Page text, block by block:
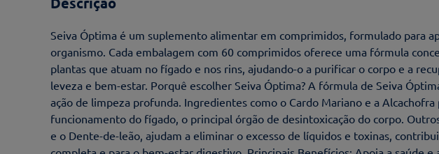
Seiva Óptima é um suplemento alimentar em comprimidos, formulado para
organismo. Cada embalagem com 60 comprimidos oferece uma fórmula
plantas que atuam no fígado e nos rins, ajudando-o a purificar o corpo e a
leveza e bem-estar. Porquê escolher Seiva Óptima? A fórmula de Seiva
ação de limpeza profunda. Ingredientes como o Cardo Mariano e a
funcionamento do fígado, o principal órgão de desintoxicação do corpo.
e o Dente-de-leão, ajudam a eliminar o excesso de líquidos e toxinas,